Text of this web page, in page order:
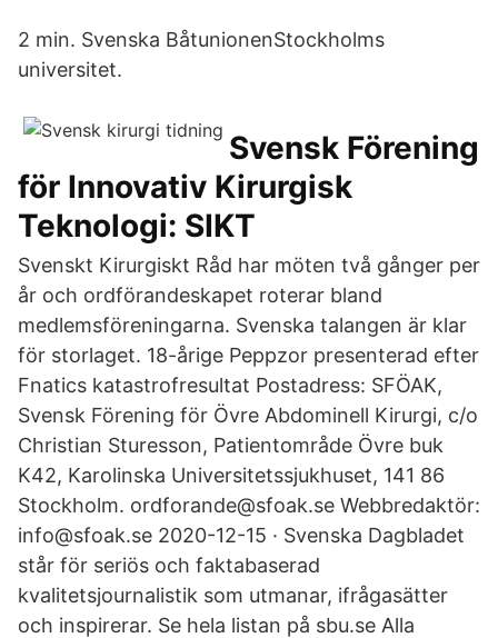
2 min. Svenska BåtunionenStockholms
universitet.
Svensk Förening
för Innovativ Kirurgisk
Teknologi: SIKT
Svenskt Kirurgiskt Råd har möten två gånger per
år och ordförandeskapet roterar bland
medlemsföreningarna. Svenska talangen är klar
för storlaget. 18-årige Peppzor presenterad efter
Fnatics katastrofresultat Postadress: SFÖAK,
Svensk Förening för Övre Abdominell Kirurgi, c/o
Christian Sturesson, Patientområde Övre buk
K42, Karolinska Universitetssjukhuset, 141 86
Stockholm. ordforande@sfoak.se Webbredaktör:
info@sfoak.se 2020-12-15 · Svenska Dagbladet
står för seriös och faktabaserad
kvalitetsjournalistik som utmanar, ifrågasätter
och inspirerar. Se hela listan på sbu.se Alla